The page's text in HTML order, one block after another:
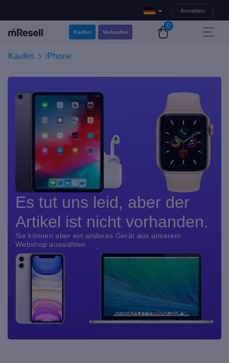
Anmelden
Kaufen Verkaufen
0
Kaufen iPhone
Es tut uns leid, aber der
Artikel ist nicht vorhanden.
Sie können aber ein anderes Gerät aus unserem
Webshop auswählen